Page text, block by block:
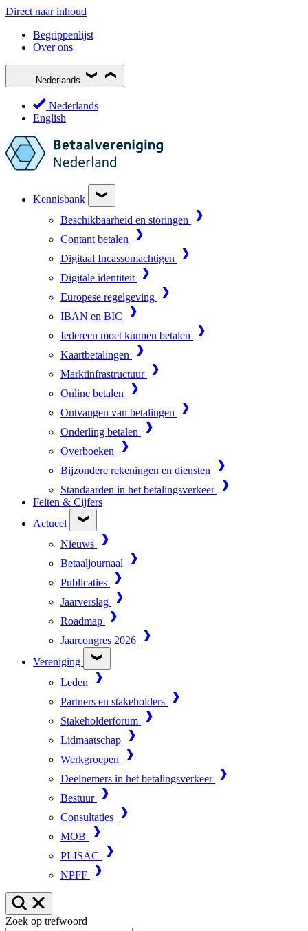
Direct naar inhoud
Begrippenlijst
Over ons
Nederlands
Nederlands
English
Kennisbank
Beschikbaarheid en storingen
Contant betalen
Digitaal Incassomachtigen
Digitale identiteit
Europese regelgeving
IBAN en BIC
Iedereen moet kunnen betalen
Kaartbetalingen
Marktinfrastructuur
Online betalen
Ontvangen van betalingen
Onderling betalen
Overboeken
Bijzondere rekeningen en diensten
Standaarden in het betalingsverkeer
Feiten & Cijfers
Actueel
Nieuws
Betaaljournaal
Publicaties
Jaarverslag
Roadmap
Jaarcongres 2026
Vereniging
Leden
Partners en stakeholders
Stakeholderforum
Lidmaatschap
Werkgroepen
Deelnemers in het betalingsverkeer
Bestuur
Consultaties
MOB
PI-ISAC
NPFF
Zoek op trefwoord